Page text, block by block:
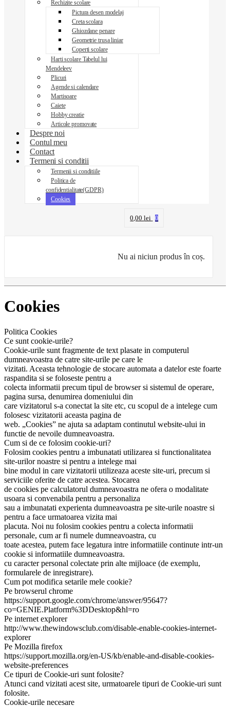
Rechizite scolare
Pictura desen modelaj
Creta scolara
Ghiozdane penare
Geometrie trusa liniar
Coperti scolare
Harti scolare Tabelul lui
Mendeleev
Plicuri
Agende si calendare
Martisoare
Caiete
Hobby creatie
Articole promovate
Despre noi
Contul meu
Contact
Termeni si conditii
Termenii si conditiile
Politica de
confidentialitate(GDPR)
Cookies
0,00lei 0
Nu ai niciun produs în coș.
Cookies
Politica Cookies
Ce sunt cookie-urile?
Cookie-urile sunt fragmente de text plasate in computerul
dumneavoastra de catre site-urile pe care le
vizitati. Aceasta tehnologie de stocare automata a datelor este foarte
raspandita si se foloseste pentru a
colecta informatii precum tipul de browser si sistemul de operare,
pagina sursa, denumirea domeniului din
care vizitatorul s-a conectat la site etc, cu scopul de a intelege cum
folosesc vizitatorii aceasta pagina de
web. „Cookies” ne ajuta sa adaptam continutul website-ului in
functie de nevoile dumneavoastra.
Cum si de ce folosim cookie-uri?
Folosim cookies pentru a imbunatati utilizarea si functionalitatea
site-urilor noastre si pentru a intelege mai
bine modul in care vizitatorii utilizeaza aceste site-uri, precum si
serviciile oferite de catre acestea. Stocarea
de cookies pe calculatorul dumneavoastra ne ofera o modalitate
usoara si convenabila pentru a personaliza
sau a imbunatati experienta dumneavoastra pe site-urile noastre si
pentru a face urmatoarea vizita mai
placuta. Noi nu folosim cookies pentru a colecta informatii
personale, cum ar fi numele dumneavoastra, cu
toate acestea, putem face legatura intre informatiile continute intr-un
cookie si informatiile dumneavoastra.
cu caracter personal colectate prin alte mijloace (de exemplu,
formularele de inregistrare).
Cum pot modifica setarile mele cookie?
Pe browserul chrome
https://support.google.com/chrome/answer/95647?
co=GENIE.Platform%3DDesktop&hl=ro
Pe internet explorer
http://www.thewindowsclub.com/disable-enable-cookies-internet-
explorer
Pe Mozilla firefox
https://support.mozilla.org/en-US/kb/enable-and-disable-cookies-
website-preferences
Ce tipuri de Cookie-uri sunt folosite?
Atunci cand vizitati acest site, urmatoarele tipuri de Cookie-uri sunt
folosite.
Cookie-urile necesare